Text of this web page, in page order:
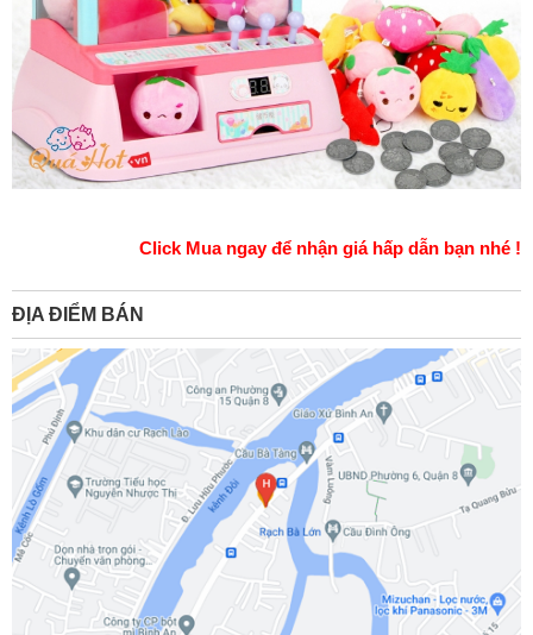
Click Mua ngay để nhận giá hấp dẫn bạn nhé !
ĐỊA ĐIỂM BÁN